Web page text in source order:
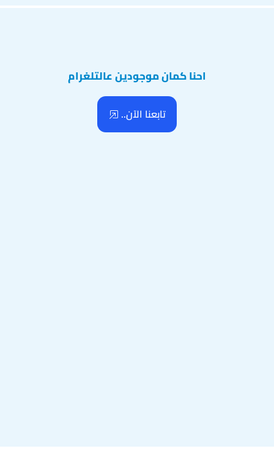
احنا كمان موجودين عالتلغرام
تابعنا الآن..